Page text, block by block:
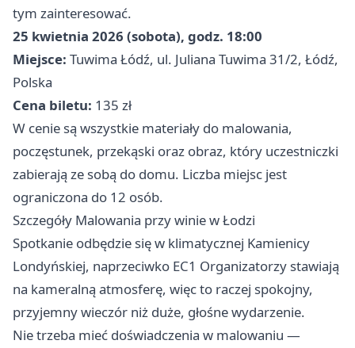
tym zainteresować.
25 kwietnia 2026 (sobota), godz. 18:00
Miejsce: Tuwima Łódź, ul. Juliana Tuwima 31/2, Łódź,
Polska
Cena biletu: 135 zł
W cenie są wszystkie materiały do malowania,
poczęstunek, przekąski oraz obraz, który uczestniczki
zabierają ze sobą do domu. Liczba miejsc jest
ograniczona do 12 osób.
Szczegóły Malowania przy winie w Łodzi
Spotkanie odbędzie się w klimatycznej Kamienicy
Londyńskiej, naprzeciwko EC1 Organizatorzy stawiają
na kameralną atmosferę, więc to raczej spokojny,
przyjemny wieczór niż duże, głośne wydarzenie.
Nie trzeba mieć doświadczenia w malowaniu —